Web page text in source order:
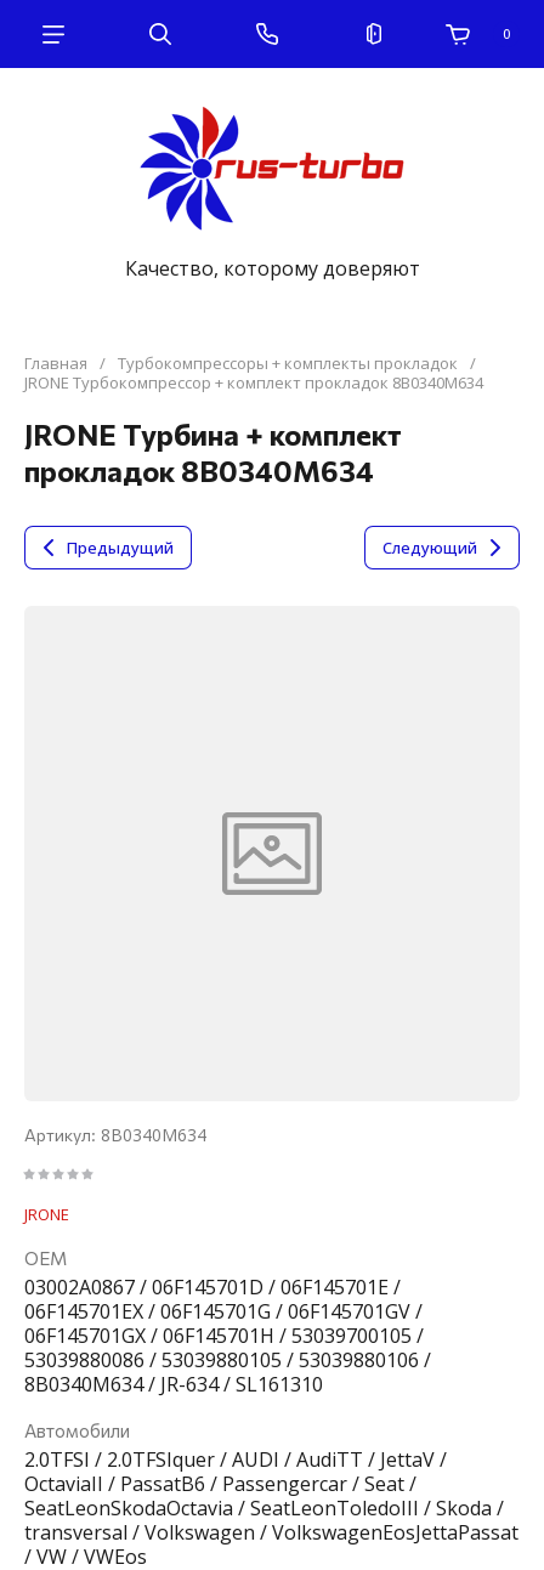
Качество, которому доверяют
0
Главная / Турбокомпрессоры + комплекты прокладок
/
JRONE Турбокомпрессор + комплект прокладок 8B0340M634
JRONE Турбина + комплект
прокладок 8B0340M634
Предыдущий Следующий
Артикул: 8B0340M634
JRONE
ОЕМ
03002A0867 / 06F145701D / 06F145701E /
06F145701EX / 06F145701G / 06F145701GV /
06F145701GX / 06F145701H / 53039700105 /
53039880086 / 53039880105 / 53039880106 /
8B0340M634 / JR-634 / SL161310
Автомобили
2.0TFSI / 2.0TFSIquer / AUDI / AudiTT / JettaV /
OctaviaII / PassatB6 / Passengercar / Seat /
SeatLeonSkodaOctavia / SeatLeonToledoIII / Skoda /
transversal / Volkswagen / VolkswagenEosJettaPassat
/ VW / VWEos